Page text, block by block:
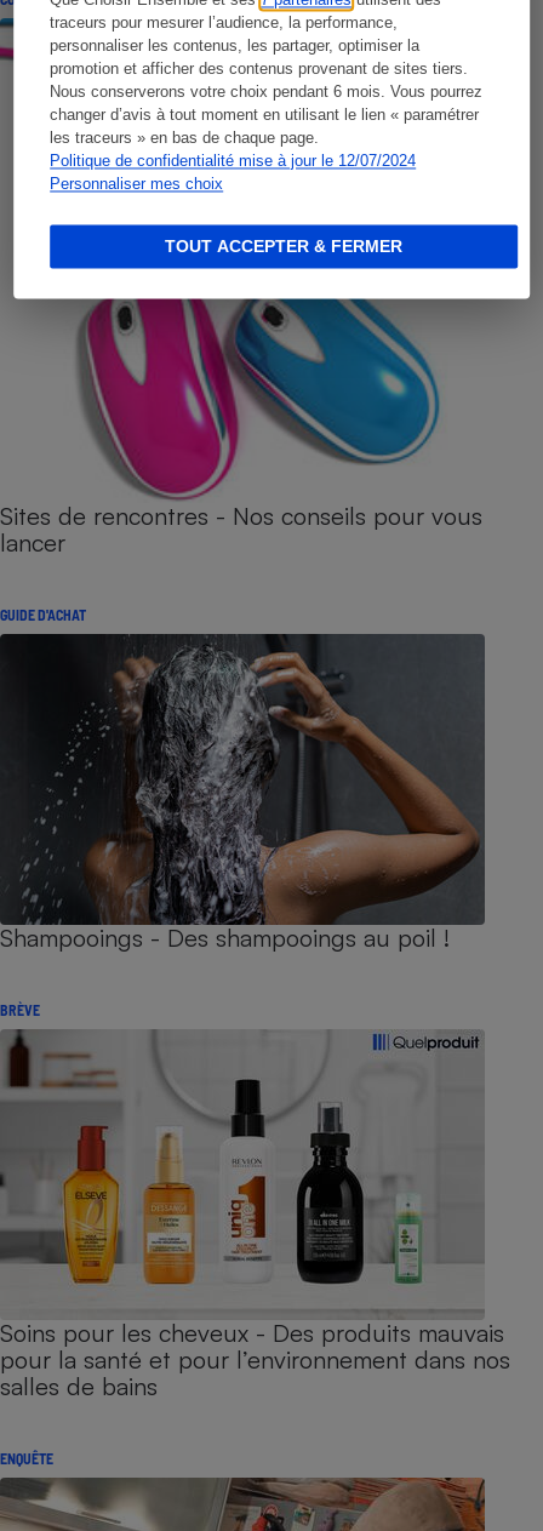
traceurs pour mesurer l’audience, la performance,
personnaliser les contenus, les partager, optimiser la
promotion et afficher des contenus provenant de sites tiers.
Nous conserverons votre choix pendant 6 mois. Vous pourrez
changer d’avis à tout moment en utilisant le lien « paramétrer
les traceurs » en bas de chaque page.
Politique de confidentialité mise à jour le 12/07/2024
Personnaliser mes choix
TOUT ACCEPTER & FERMER
Sites de rencontres - Nos conseils pour vous
lancer
GUIDE D'ACHAT
Shampooings - Des shampooings au poil !
BRÈVE
Soins pour les cheveux - Des produits mauvais
pour la santé et pour l’environnement dans nos
salles de bains
ENQUÊTE